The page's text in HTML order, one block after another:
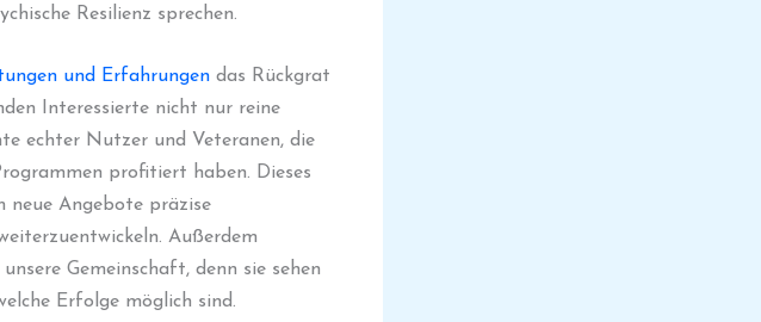
Resilienz sprechen.
und Erfahrungen das Rückgrat
Interessierte nicht nur reine
echter Nutzer und Veteranen, die
profitiert haben. Dieses
neue Angebote präzise
Außerdem
Gemeinschaft, denn sie sehen
Erfolge möglich sind.